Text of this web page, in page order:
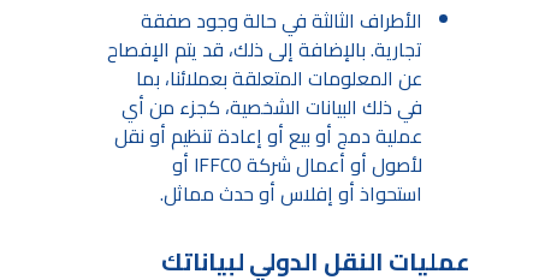
الأطراف الثالثة في حالة وجود صفقة
تجارية. بالإضافة إلى ذلك، قد يتم الإفصاح
عن المعلومات المتعلقة بعملائنا، بما
في ذلك البيانات الشخصية، كجزء من أي
عملية دمج أو بيع أو إعادة تنظيم أو نقل
لأصول أو أعمال شركة IFFCO أو
استحواذ أو إفلاس أو حدث مماثل.
عمليات النقل الدولي لبياناتك